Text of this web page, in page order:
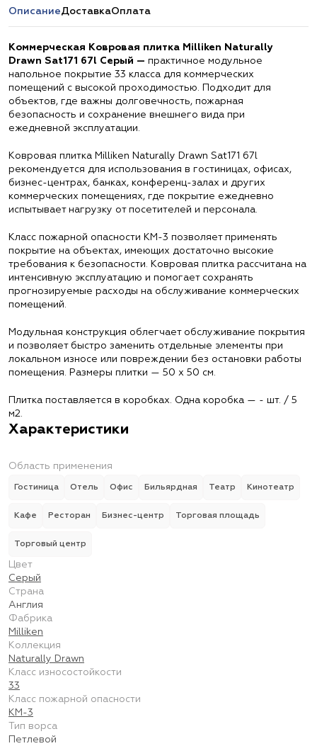
ОписаниеДоставкаОплата
Коммерческая Ковровая плитка Milliken Naturally
Drawn Sat171 67l Серый — практичное модульное
напольное покрытие 33 класса для коммерческих
помещений с высокой проходимостью. Подходит для
объектов, где важны долговечность, пожарная
безопасность и сохранение внешнего вида при
ежедневной эксплуатации.
Ковровая плитка Milliken Naturally Drawn Sat171 67l
рекомендуется для использования в гостиницах, офисах,
бизнес-центрах, банках, конференц-залах и других
коммерческих помещениях, где покрытие ежедневно
испытывает нагрузку от посетителей и персонала.
Класс пожарной опасности КМ-3 позволяет применять
покрытие на объектах, имеющих достаточно высокие
требования к безопасности. Ковровая плитка рассчитана на
интенсивную эксплуатацию и помогает сохранять
прогнозируемые расходы на обслуживание коммерческих
помещений.
Модульная конструкция облегчает обслуживание покрытия
и позволяет быстро заменить отдельные элементы при
локальном износе или повреждении без остановки работы
помещения. Размеры плитки — 50 х 50 см.
Плитка поставляется в коробках. Одна коробка — - шт. / 5
м2.
Характеристики
Область применения
Гостиница Отель Офис Бильярдная Театр Кинотеатр
Кафе Ресторан Бизнес-центр Торговая площадь
Торговый центр
Цвет
Серый
Страна
Англия
Фабрика
Milliken
Коллекция
Naturally Drawn
Класс износостойкости
33
Класс пожарной опасности
КМ-3
Тип ворса
Петлевой